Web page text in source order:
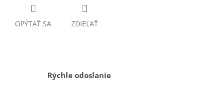
OPÝTAŤ SA ZDIEĽAŤ
Rýchle odoslanie